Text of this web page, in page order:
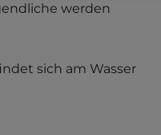
werden
sich am Wasser